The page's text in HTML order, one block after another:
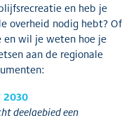
en heb je
overheid nodig hebt? Of
en wil je weten hoe je
aan de regionale
2030
deelgebied een